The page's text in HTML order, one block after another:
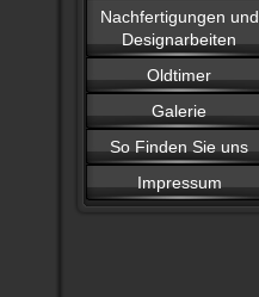
Nachfertigungen und
Designarbeiten
Oldtimer
Galerie
So Finden Sie uns
Impressum